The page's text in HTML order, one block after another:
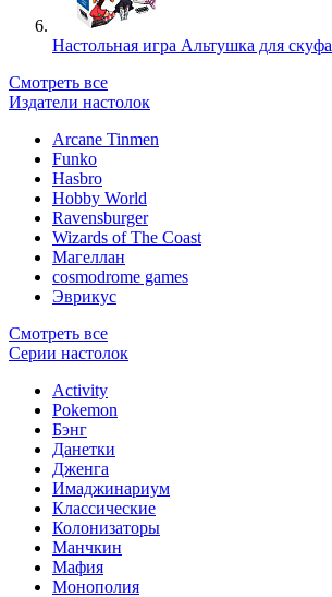
Настольная игра Альтушка для скуфа
Смотреть все
Издатели настолок
Arcane Tinmen
Funko
Hasbro
Hobby World
Ravensburger
Wizards of The Coast
Магеллан
сosmodrome games
Эврикус
Смотреть все
Серии настолок
Activity
Pokemon
Бэнг
Данетки
Дженга
Имаджинариум
Классические
Колонизаторы
Манчкин
Мафия
Монополия